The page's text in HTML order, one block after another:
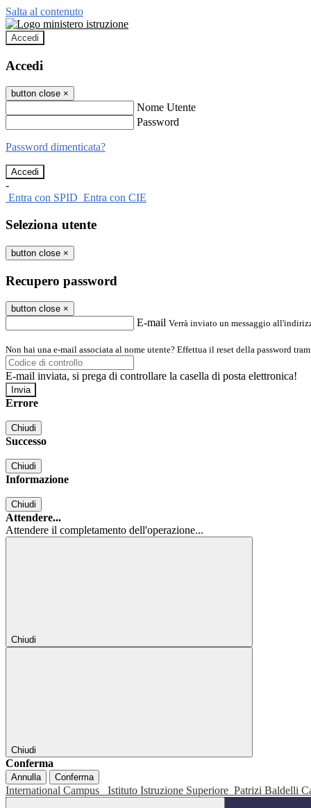
Salta al contenuto
Accedi
Accedi
button close ×
Nome Utente
Password
Password dimenticata?
-
Entra con SPID Entra con CIE
Seleziona utente
button close ×
Recupero password
button close ×
E-mail Verrà inviato un messaggio
Non hai una e-mail associata al nome utente? Effettua il reset della password
E-mail inviata, si prega di controllare la casella di posta elettronica!
Errore
Chiudi
Successo
Chiudi
Informazione
Chiudi
Attendere...
Attendere il completamento dell'operazione...
Chiudi
Chiudi
Conferma
Annulla Conferma
International Campus Istituto Istruzione Superiore Patrizi Baldelli